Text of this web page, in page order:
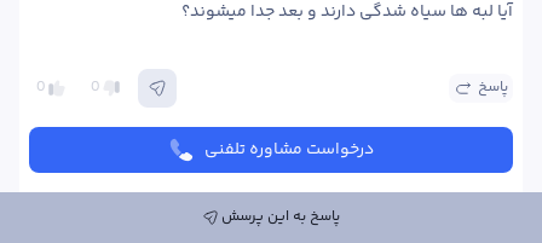
آیا لبه ها سیاه شدگی دارند و بعد جدا میشوند؟
0 0 پاسخ
درخواست مشاوره تلفنی
کارشناس
پاسخ به این پرسش